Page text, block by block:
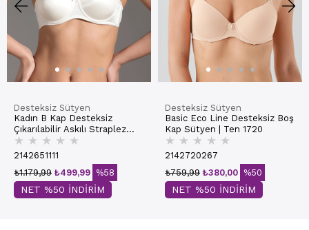
Desteksiz Sütyen
Kadın B Kap Desteksiz
Çıkarılabilir Askılı Straplez
Basic Sütyen | Ekru 7050
★ ★ ★ ★ ★
2142651111
₺499,99
₺1.179,99 %58
NET %50 İNDİRİM
Desteksiz Sütyen
Basic Eco Line Desteksiz Boş
Kap Sütyen | Ten 1720
★ ★ ★ ★ ★
2142720267
₺380,00
₺759,99 %50
NET %50 İNDİRİM